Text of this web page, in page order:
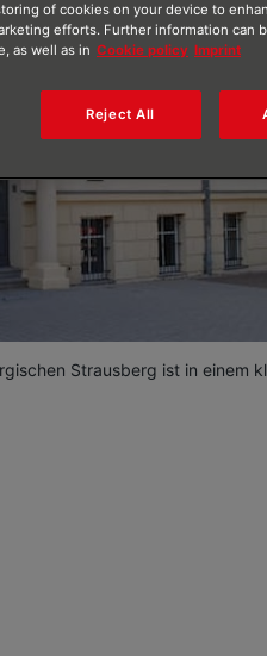
Strausberg ist in einem
of cookies on your device to
efforts. Further information can
as well as in Cookie policy Imprint
Reject All